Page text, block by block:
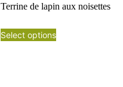
Terrine de lapin aux noisettes
Select options